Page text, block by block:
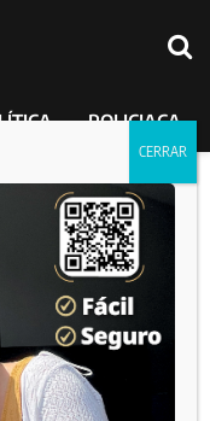
POLICIACA
de
territorio